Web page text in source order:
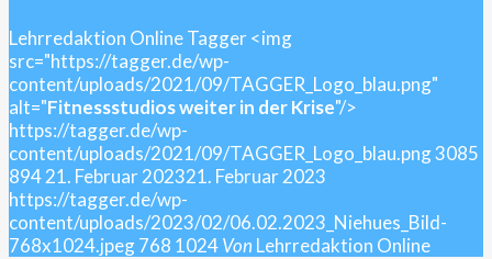
Lehrredaktion OnlineTagger<img
src="https://tagger.de/wp-
content/uploads/2021/09/TAGGER_Logo_blau.png"
alt="Fitnessstudios weiter in der Krise"/>
https://tagger.de/wp-
content/uploads/2021/09/TAGGER_Logo_blau.png3085
89421. Februar 202321. Februar 2023
https://tagger.de/wp-
content/uploads/2023/02/06.02.2023_Niehues_Bild-
768x1024.jpeg768 1024Von Lehrredaktion Online